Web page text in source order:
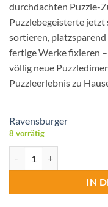
durchdachten Puzzle-
Puzzlebegeisterte
sortieren,
fertige Werke fixieren
völlig neue
Puzzleerlebnis zu
Ravensburger
8 vorrätig
IN